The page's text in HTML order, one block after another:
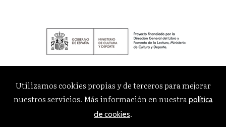
Utilizamos cookies propias y de terceros para mejorar
nuestros servicios. Más información en nuestrapolítica
de cookies.